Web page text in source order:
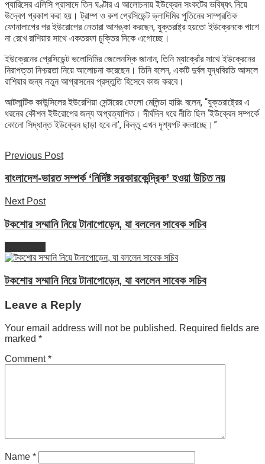
প্যারিসের এলিসি প্রাসাদে তিন ঘণ্টার এ আলোচনায় ইউক্রেন সংকটের ভবিষ্যৎ নিয়ে
উদ্বেগ প্রকাশ করা হয়। ট্রাম্প ও রুশ প্রেসিডেন্ট ভ্লাদিমির পুতিনের সাম্প্রতিক
ফোনালাপের পর ইউরোপের নেতারা আশঙ্কা করছেন, যুক্তরাষ্ট্র হয়তো ইউক্রেনকে পাশে
না রেখে রাশিয়ার সাথে একতরফা চুক্তির দিকে এগোচ্ছে।
ইউক্রেনের প্রেসিডেন্ট ভলোদিমির জেলেনস্কি জানান, তিনি ম্যাক্রোঁর সাথে ইউক্রেনের
নিরাপত্তা নিশ্চয়তা নিয়ে আলোচনা করেছেন। তিনি বলেন, একটি দুর্বল যুদ্ধবিরতি আসলে
রাশিয়ার জন্য নতুন আগ্রাসনের প্রস্তুতি হিসেবে কাজ করবে।
আটলান্টিক কাউন্সিলের ইউরেশিয়া সেন্টারের ফেলো মেলিন্ডা হারিং বলেন, “যুক্তরাষ্ট্রের এ
ধরনের কৌশল ইউরোপের জন্য অপ্রত্যাশিত। দীর্ঘদিন ধরে নীতি ছিল ‘ইউক্রেন সম্পর্কে
কোনো সিদ্ধান্ত ইউক্রেন ছাড়া হবে না’, কিন্তু এখন দৃশ্যপট বদলাচ্ছে।”
Previous Post
বাংলাদেশ-ভারত সম্পর্ক ‘নির্দিষ্ট সরকারকেন্দ্রিক’ হওয়া উচিত নয়
Next Post
টকশোর সম্মানি নিয়ে টানাপোড়েন, যা বললেন সাবেক সচিব
টকশোর সম্মানি নিয়ে টানাপোড়েন, যা বললেন সাবেক সচিব
Leave a Reply
Your email address will not be published. Required fields are
marked *
Comment*
Name *